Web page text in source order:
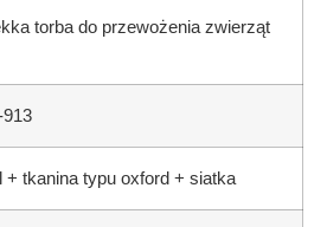
torba do przewożenia zwierząt
+ tkanina typu oxford + siatka